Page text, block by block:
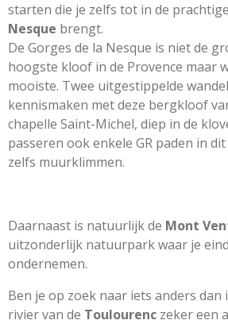
starten die je zelfs tot in de prachtige
Nesque brengt.
De Gorges de la Nesque is niet de
hoogste kloof in de Provence maar
mooiste. Twee uitgestippelde
kennismaken met deze bergkloof
chapelle Saint-Michel, diep in de
passeren ook enkele GR paden in
zelfs muurklimmen.
Daarnaast is natuurlijk de Mont
uitzonderlijk natuurpark waar je
ondernemen.
Ben je op zoek naar iets anders dan
rivier van de Toulourenc zeker een